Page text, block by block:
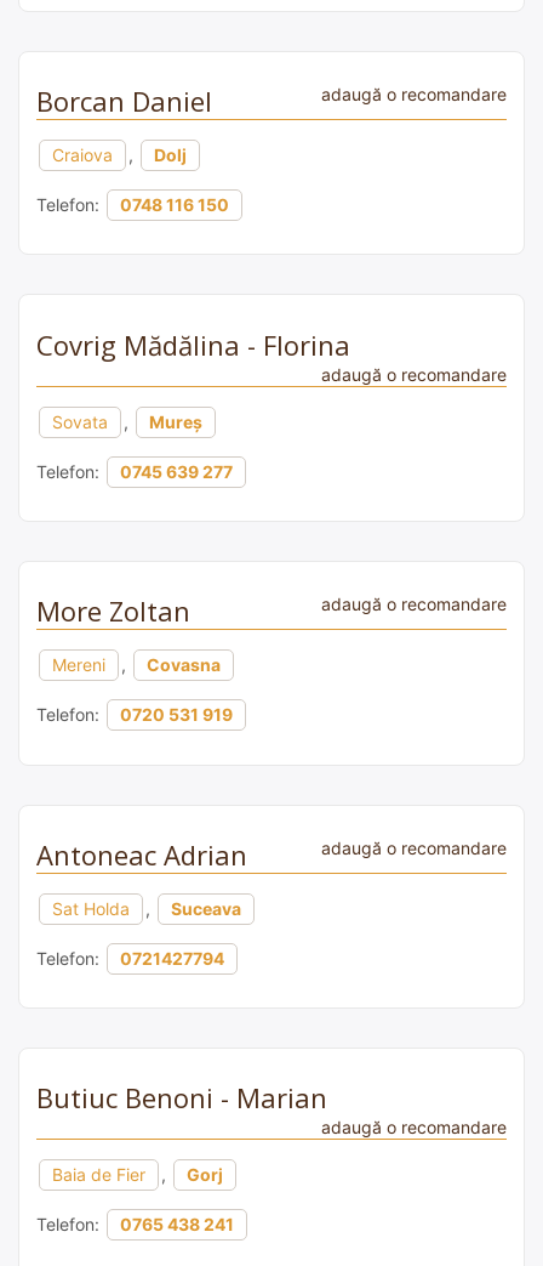
Borcan Daniel adaugă o recomandare
Craiova , Dolj
Telefon: 0748 116 150
Covrig Mădălina - Florina
adaugă o recomandare
Sovata , Mureș
Telefon: 0745 639 277
More Zoltan adaugă o recomandare
Mereni , Covasna
Telefon: 0720 531 919
Antoneac Adrian adaugă o recomandare
Sat Holda , Suceava
Telefon: 0721427794
Butiuc Benoni - Marian
adaugă o recomandare
Baia de Fier , Gorj
Telefon: 0765 438 241